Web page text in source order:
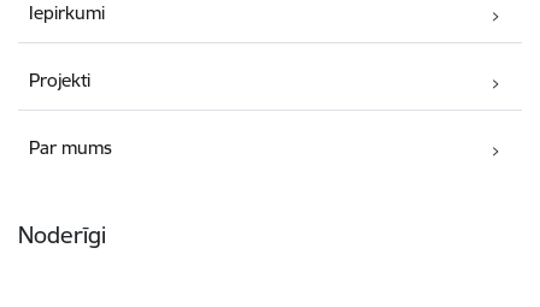
Iepirkumi
Projekti
Par mums
Noderīgi